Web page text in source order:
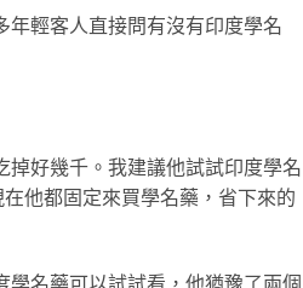
輕客人直接問有沒有印度學名
掉好幾千。我建議他試試印度學名
他都固定來買學名藥，省下來的
名藥可以試試看，他猶豫了兩個